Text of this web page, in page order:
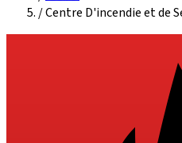
/Centre D'incendie et de